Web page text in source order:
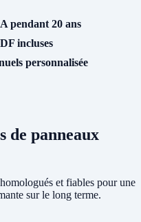
pendant 20 ans
incluses
personnalisée
de panneaux
et fiables pour une
sur le long terme.